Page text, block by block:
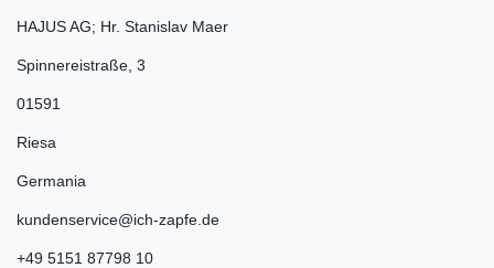
HAJUS AG; Hr. Stanislav Maer
Spinnereistraße 3
01591
Riesa
Germania
kundenservice@ich-zapfe.de
+49 5151 87798 10